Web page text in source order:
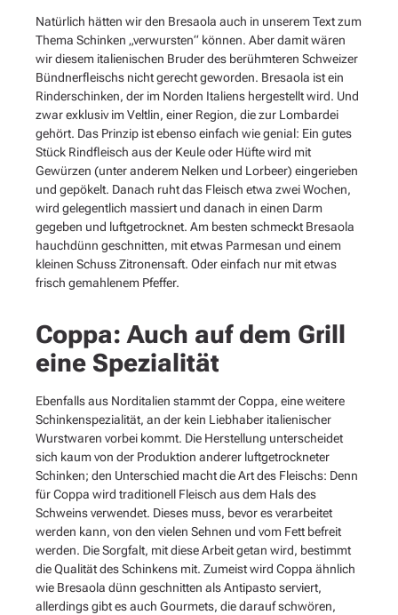
Natürlich hätten wir den Bresaola auch in unserem Text zum
Thema Schinken „verwursten“ können. Aber damit wären
wir diesem italienischen Bruder des berühmteren Schweizer
Bündnerfleischs nicht gerecht geworden. Bresaola ist ein
Rinderschinken, der im Norden Italiens hergestellt wird. Und
zwar exklusiv im Veltlin, einer Region, die zur Lombardei
gehört. Das Prinzip ist ebenso einfach wie genial: Ein gutes
Stück Rindfleisch aus der Keule oder Hüfte wird mit
Gewürzen (unter anderem Nelken und Lorbeer) eingerieben
und gepökelt. Danach ruht das Fleisch etwa zwei Wochen,
wird gelegentlich massiert und danach in einen Darm
gegeben und luftgetrocknet. Am besten schmeckt Bresaola
hauchdünn geschnitten, mit etwas Parmesan und einem
kleinen Schuss Zitronensaft. Oder einfach nur mit etwas
frisch gemahlenem Pfeffer.
Coppa: Auch auf dem Grill
eine Spezialität
Ebenfalls aus Norditalien stammt der Coppa, eine weitere
Schinkenspezialität, an der kein Liebhaber italienischer
Wurstwaren vorbei kommt. Die Herstellung unterscheidet
sich kaum von der Produktion anderer luftgetrockneter
Schinken; den Unterschied macht die Art des Fleischs: Denn
für Coppa wird traditionell Fleisch aus dem Hals des
Schweins verwendet. Dieses muss, bevor es verarbeitet
werden kann, von den vielen Sehnen und vom Fett befreit
werden. Die Sorgfalt, mit diese Arbeit getan wird, bestimmt
die Qualität des Schinkens mit. Zumeist wird Coppa ähnlich
wie Bresaola dünn geschnitten als Antipasto serviert,
allerdings gibt es auch Gourmets, die darauf schwören,